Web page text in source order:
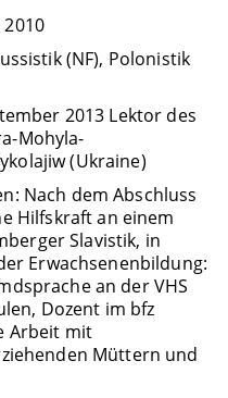
(NF), Polonistik
2013 Lektor des
Mohyla-
(Ukraine)
Nach dem Abschluss
Hilfskraft an einem
Slavistik, in
Erwachsenenbildung:
an der VHS
Dozent im bfz
Arbeit mit
Müttern und